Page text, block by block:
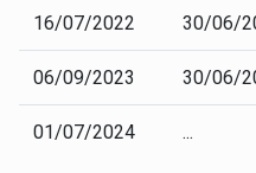
16/07/2022 30/06/
06/09/2023 30/06/
01/07/2024 ...